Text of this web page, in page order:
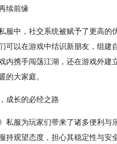
续前缘
服中，社交系统被赋予了更高的
可以在游戏中结识新朋友，组
内携手闯荡江湖，还在游戏外建
的大家庭。
成长的必经之路
私服为玩家们带来了诸多便利与
持观望态度，担心其稳定性与